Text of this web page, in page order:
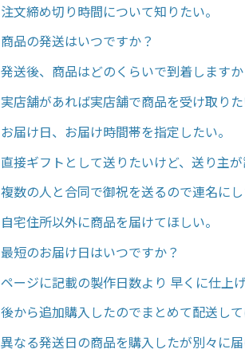
注文締め切り時間について知りたい。
商品の発送はいつですか？
発送後、商品はどのくらいで到着しますか
実店舗があれば実店舗で商品を受け取りた
お届け日、お届け時間帯を指定したい。
直接ギフトとして送りたいけど、送り主
複数の人と合同で御祝を送るので連名に
自宅住所以外に商品を届けてほしい。
最短のお届け日はいつですか？
ページに記載の製作日数より 早くに仕上
後から追加購入したのでまとめて配送して
異なる発送日の商品を購入したが別々に届